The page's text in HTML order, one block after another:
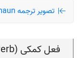
تصویر ترجمه maun
فعل کمکی (auxiliary verb)